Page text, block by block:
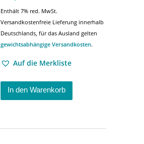
Enthält 7% red. MwSt.
Versandkostenfreie Lieferung innerhalb
Deutschlands, für das Ausland gelten
gewichtsabhängige Versandkosten.
Auf die Merkliste
In den Warenkorb